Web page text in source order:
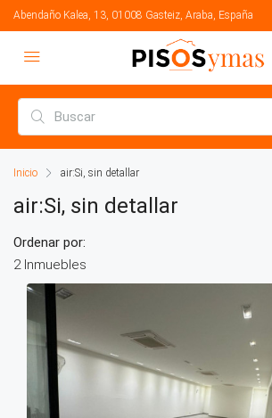
Abendaño Kalea, 13, 01008 Gasteiz, Araba, España
Inicio air:Si, sin detallar
air:Si, sin detallar
2 Inmuebles
Ordenar por: